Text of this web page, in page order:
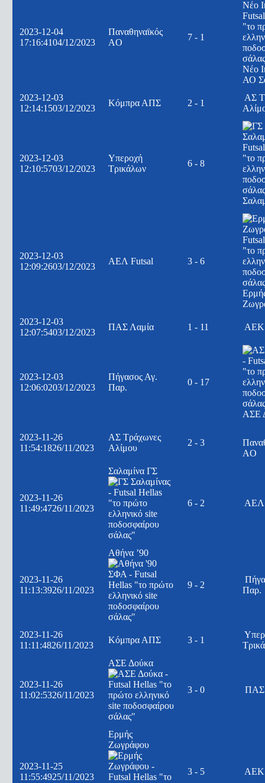
2023-12-04
17:16:4104/12/2023
Παναθηναϊκός
AO
7 - 1
Νέο
ΑΟ
2023-12-03
12:14:1503/12/2023
Κόμπρα ΑΠΣ 2 - 1
ΑΣ
2023-12-03
12:10:5703/12/2023
Υπεροχή
Τρικάλων
6 - 8
2023-12-03
12:09:2603/12/2023
ΑΕΛ Futsal 3 - 6
2023-12-03
12:07:5403/12/2023
ΠΑΣ Λαμία 1 - 11 ΑΕΚ
2023-12-03
12:06:0203/12/2023
Πήγασος Αγ.
Παρ.
0 - 17
ΑΣΕ
2023-11-26
11:54:1826/11/2023
ΑΣ Τράχωνες
Αλίμου
2 - 3
AO
2023-11-26
11:49:4726/11/2023
Σαλαμίνα ΓΣ
6 - 2 ΑΕΛ
2023-11-26
11:13:3926/11/2023
Αθήνα ’90
9 - 2
Παρ.
2023-11-26
11:11:4826/11/2023
Κόμπρα ΑΠΣ 3 - 1
2023-11-26
11:02:5326/11/2023
ΑΣΕ Δούκα
3 - 0 ΠΑΣ
2023-11-25
11:55:4925/11/2023
Ερμής
Ζωγράφου
3 - 5 ΑΕΚ